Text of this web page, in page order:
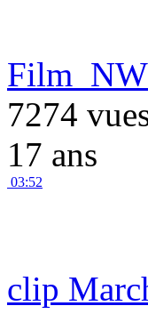
7274
17 ans
03:52
clip